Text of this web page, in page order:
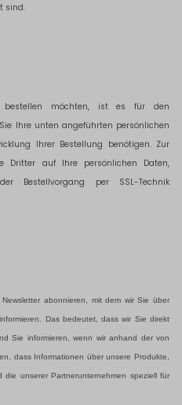
sind.
möchten, ist es für den
Ihre unten angeführten persönlichen
Ihrer Bestellung benötigen. Zur
Dritter auf Ihre persönlichen Daten,
Bestellvorgang per SSL-Technik
abonnieren, mit dem wir Sie über
Das bedeutet, dass wir Sie direkt
Sie informieren, wenn wir anhand der von
dass Informationen über unsere Produkte,
die unserer Partnerunternehmen speziell für